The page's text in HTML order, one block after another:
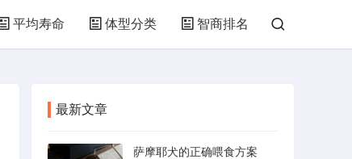
平均寿命 体型分类 智商排名
最新文章
萨摩耶犬的正确喂食方案